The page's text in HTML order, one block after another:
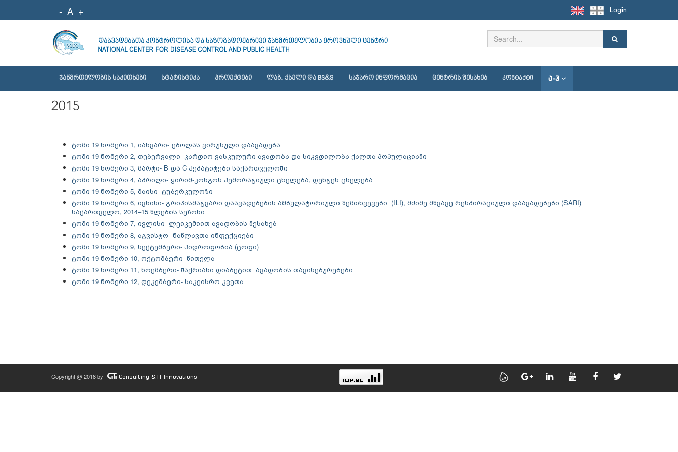
- A + Login
ᲯᲐᲜᲛᲠᲗᲔᲚᲝᲑᲘᲡ ᲡᲐᲙᲘᲗᲮᲔᲑᲘ ᲡᲢᲐᲢᲘᲡᲢᲘᲙᲐ ᲞᲠᲝᲔᲥᲢᲔᲑᲘ ᲚᲐᲑ. ᲥᲡᲔᲚᲘ ᲓᲐ BS&S ᲡᲐᲯᲐᲠᲝ ᲘᲜᲤᲝᲠᲛᲐᲪᲘᲐ ᲪᲔᲜᲢᲠᲘᲡ ᲨᲔᲡᲐᲮᲔᲑ ᲙᲝᲜᲢᲐᲥᲢᲘ Ა-Ჰ
2015
ტომი 19 ნომერი 1, იანვარი- ებოლას ვირუსული დაავადება
ტომი 19 ნომერი 2, თებერვალი- კარდიო-ვასკულური ავადობა და სიკვდილობა ქალთა პოპულაციაში
ტომი 19 ნომერი 3, მარტი- B და C ჰეპატიტები საქართველოში
ტომი 19 ნომერი 4, აპრილი- ყირიმ-კონგოს ჰემორაგიული ცხელება, დენგეს ცხელება
ტომი 19 ნომერი 5, მაისი- ტუბერკულოზი
ტომი 19 ნომერი 6, ივნისი- გრიპისმაგვარი დაავადებების ამბულატორიული შემთხვევები (ILI), მძიმე მწვავე რესპირაციული დაავადებები (SARI)
საქართველო, 2014–15 წლების სეზონი
ტომი 19 ნომერი 7, ივლისი- ლეიკემიით ავადობის შესახებ
ტომი 19 ნომერი 8, აგვისტო- ნაწლავთა ინფექციები
ტომი 19 ნომერი 9, სექტემბერი- ჰიდროფობია (ცოფი)
ტომი 19 ნომერი 10, ოქტომბერი- წითელა
ტომი 19 ნომერი 11, ნოემბერი- შაქრიანი დიაბეტით ავადობის თავისებურებები
ტომი 19 ნომერი 12, დეკემბერი- საკეისრო კვეთა
Copyright @ 2018 by Consulting & IT Innovations